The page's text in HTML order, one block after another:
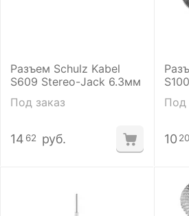
Разъем Schulz Kabel
S609 Stereo-Jack 6.3мм
Под заказ
14 62 руб.
Под
10 20